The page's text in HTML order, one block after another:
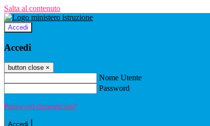
Salta al contenuto
Accedi
Accedi
button close ×
Nome Utente
Password
Password dimenticata?